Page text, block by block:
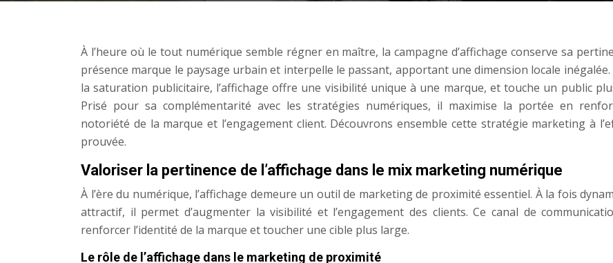
À l’heure où le tout numérique semble régner en maître, la campagne d’affichage conserve sa
présence marque le paysage urbain et interpelle le passant, apportant une dimension locale
la saturation publicitaire, l’affichage offre une visibilité unique à une marque, et touche un public
Prisé pour sa complémentarité avec les stratégies numériques, il maximise la portée en
notoriété de la marque et l’engagement client. Découvrons ensemble cette stratégie marketing à
prouvée.
Valoriser la pertinence de l’affichage dans le mix marketing numérique
À l’ère du numérique, l’affichage demeure un outil de marketing de proximité essentiel. À la fois
attractif, il permet d’augmenter la visibilité et l’engagement des clients. Ce canal de
renforcer l’identité de la marque et toucher une cible plus large.
Le rôle de l’affichage dans le marketing de proximité